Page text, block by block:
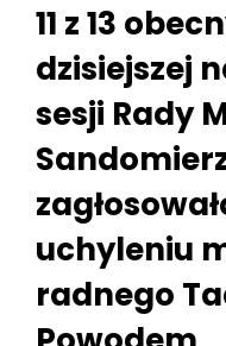
11 z 13
dzisiejszej
sesji Rady
uchyleniu
radnego